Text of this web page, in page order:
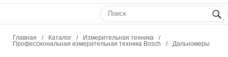
Главная / Каталог / Измерительная техника
/
Профессиональная измерительная техника Bosch
/ Дальномеры